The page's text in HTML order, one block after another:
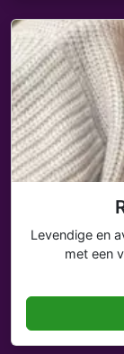
Levendige en
met een